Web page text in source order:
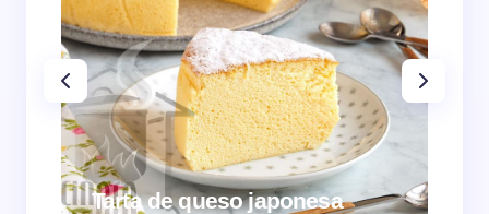
Tarta de queso japonesa